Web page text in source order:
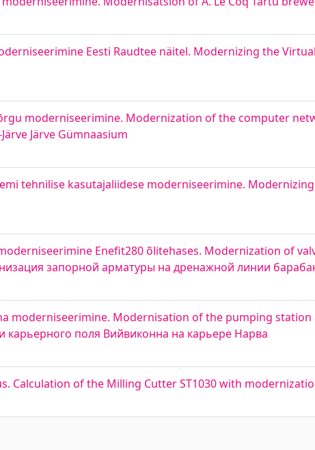
Eesti Raudtee näitel. Modernizing the
moderniseerimine. Modernization of the computer
Järve Gümnaasium
tehnilise kasutajaliidese moderniseerimine. Modernizing
Enefit280 õlitehases. Modernization of
запорной арматуры на дренажной линии
moderniseerimine. Modernisation of the pumping
поля Вийвиконна на карьере Нарва
Calculation of the Milling Cutter ST1030 with